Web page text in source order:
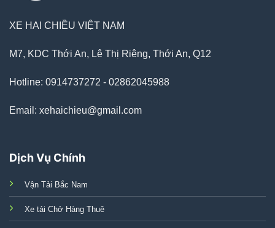
XE HAI CHIỀU VIỆT NAM
M7, KDC Thới An, Lê Thị Riêng, Thới An, Q12
Hotline: 0914737272 - 02862045988
Email: xehaichieu@gmail.com
Dịch Vụ Chính
Vận Tải Bắc Nam
Xe tải Chở Hàng Thuê